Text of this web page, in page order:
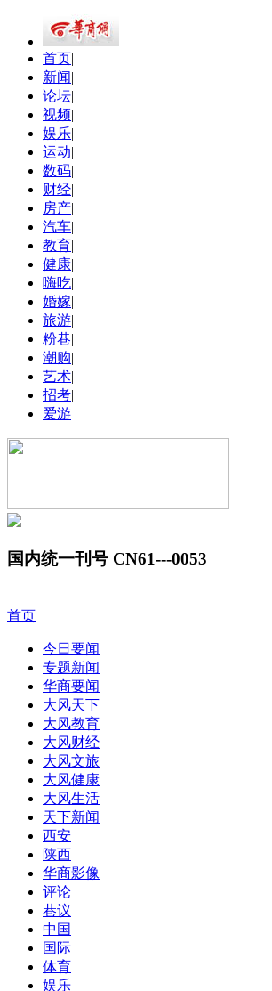
首页|
新闻|
论坛|
视频|
娱乐|
运动|
数码|
财经|
房产|
汽车|
教育|
健康|
嗨吃|
婚嫁|
旅游|
粉巷|
潮购|
艺术|
招考|
爱游
国内统一刊号 CN61---0053
首页
今日要闻
专题新闻
华商要闻
大风天下
大风教育
大风财经
大风文旅
大风健康
大风生活
天下新闻
西安
陕西
华商影像
评论
巷议
中国
国际
体育
娱乐